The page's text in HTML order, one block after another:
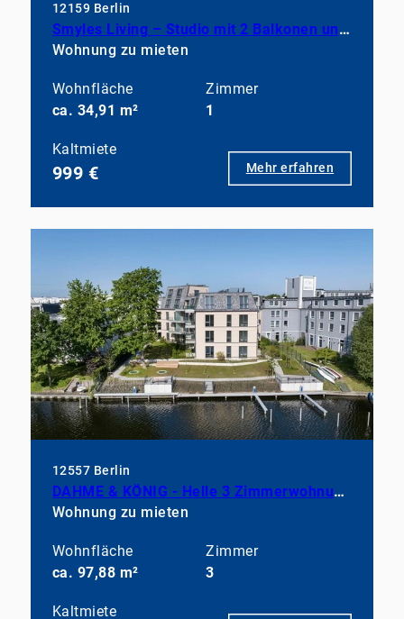
12159 Berlin
Smyles Living – Studio mit 2 Balkonen und Blick über Friedenau im Erstbezug
Wohnung zu mieten
Wohnfläche
ca. 34,91 m²
Zimmer
1
Kaltmiete
999 € Mehr erfahren
12557 Berlin
DAHME & KÖNIG - Helle 3 Zimmerwohnung mit Wasserblick
Wohnung zu mieten
Wohnfläche
ca. 97,88 m²
Zimmer
3
Kaltmiete